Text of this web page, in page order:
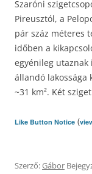
Szaróni
Pireusztól, a
pár száz méteres
időben a
egyénileg utaznak
állandó
~31 km². Két
Like Button Notice (
Szerző:Gábor